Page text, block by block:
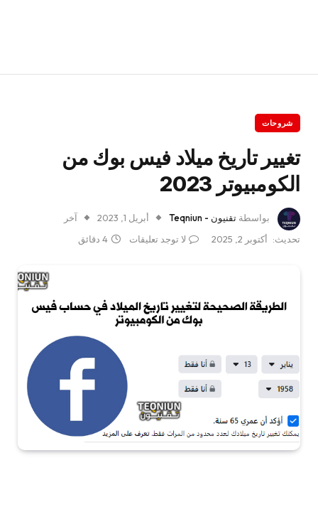
شروحات
تغيير تاريخ ميلاد فيس بوك من
الكومبيوتر 2023
بواسطة تقنيون - Teqniun أبريل 1, 2023
آخر
تحديث:
أكتوبر 2, 2025 لا توجد تعليقات 4 دقائق